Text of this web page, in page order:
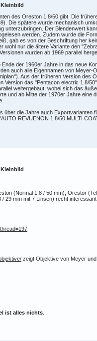
Kleinbild
des Oreston 1.8/50 gibt. Die
Die spätere wurde mechanisch
unterzubringen. Der Blendenwert
werden. Zudem wurde die
gab es von der Beschriftung her
wohl nur die ältere Variante den
wurden ab 1969 parallel
der 1960er Jahre in das neue
auch alle Eigennamen von Meyer-
Aus der früheren Version des
Version das "Pentacon electric 1.8/
weitergebaut, wobei sich das
und ab Mitte der 1970er Jahre eine
über die Jahre auch Exportvarianten
REVUENON 1.8/50 MULTI
Kleinbild
(Normal 1.8 / 50 mm), Orestor
29 mm mit 7 Linsen) recht
zeigt Objektive von Meyer
ist alles nichts